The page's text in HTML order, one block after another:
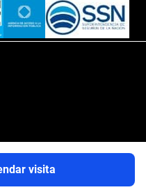
visita
CP 1430, Capital Federal,